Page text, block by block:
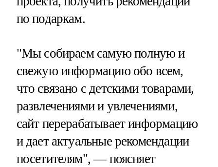
по подаркам.
"Мы собираем самую полную и
свежую информацию обо всем,
что связано с детскими товарами,
развлечениями и увлечениями,
сайт перерабатывает информацию
и дает актуальные рекомендации
посетителям", — поясняет